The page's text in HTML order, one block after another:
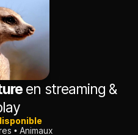
en streaming &
Animaux